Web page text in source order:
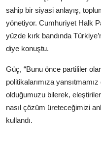
sahip bir siyasi anlayış,
yönetiyor. Cumhuriyet Halk
yüzde kırk bandında
diye konuştu.
Güç, “Bunu önce partililer
politikalarımıza
olduğumuzu bilerek,
nasıl çözüm üreteceğimizi
kullandı.